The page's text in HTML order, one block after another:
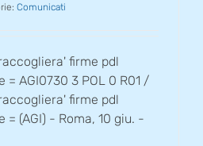
Comunicati
firme pdl
= AGI0730 3 POL 0 R01 /
firme pdl
= (AGI) - Roma, 10 giu. -